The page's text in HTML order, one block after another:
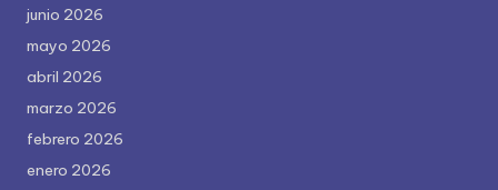
junio 2026
mayo 2026
abril 2026
marzo 2026
febrero 2026
enero 2026